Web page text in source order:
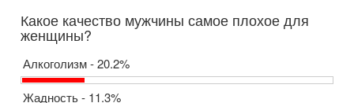
Какое качество мужчины самое плохое для
женщины?
Алкоголизм - 20.2%
Жадность - 11.3%